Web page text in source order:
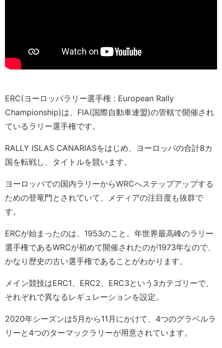
ERC(ヨーロッパラリー選手権 : European Rally
Championship)は、FIA(国際自動車連盟)の管轄で開催され
ているラリー選手権です。
RALLY ISLAS CANARIASをはじめ、ヨーロッパの合計8カ
国を転戦し、タイトルを競います。
ヨーロッパでの国内ラリーからWRCへステップアップする
ための登竜門とされていて、メディアの注目度も抜群で
す。
ERCが始まったのは、1953のこと。年世界最高峰のラリー
選手権であるWRCが初めて開催されたのが1973年なので、
かなり歴史の古い選手権であることがわかります。
メイン競技はERC1、ERC2、ERC3という3カテゴリーで、
それぞれで異なるレギュレーションを設定。
2020年シーズンは5月から11月にかけて、4つのグラベルラ
リーと4つのターマックラリーが用意されています。